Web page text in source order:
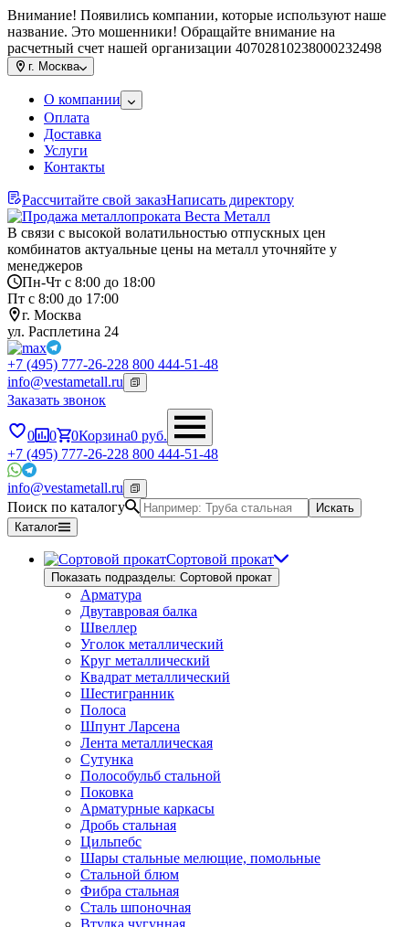
Внимание! Появились компании, которые используют наше
название. Это мошенники! Обращайте внимание на
расчетный счет нашей организации 40702810238000232498
г. Москва
О компании
Оплата
Доставка
Услуги
Контакты
Рассчитайте свой заказНаписать директору
В связи с высокой волатильностью отпускных цен
комбинатов актуальные цены на металл уточняйте у
менеджеров
Пн-Чт с 8:00 до 18:00
Пт с 8:00 до 17:00
г. Москва
ул. Расплетина 24
+7 (495) 777-26-228 800 444-51-48
info@vestametall.ru
Заказать звонок
0 0 0Корзина0 руб.
+7 (495) 777-26-228 800 444-51-48
info@vestametall.ru
Поиск по каталогу
Искать
Каталог
Сортовой прокат
Показать подразделы: Сортовой прокат
Арматура
Двутавровая балка
Швеллер
Уголок металлический
Круг металлический
Квадрат металлический
Шестигранник
Полоса
Шпунт Ларсена
Лента металлическая
Сутунка
Полособульб стальной
Поковка
Арматурные каркасы
Дробь стальная
Цильпебс
Шары стальные мелющие, помольные
Стальной блюм
Фибра стальная
Сталь шпоночная